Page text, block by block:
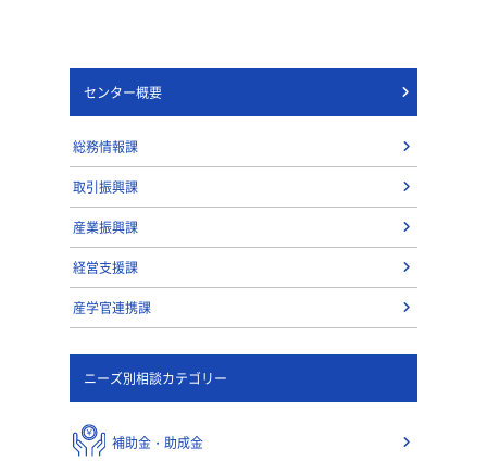
センター概要
総務情報課
取引振興課
産業振興課
経営支援課
産学官連携課
ニーズ別相談カテゴリー
補助金・助成金